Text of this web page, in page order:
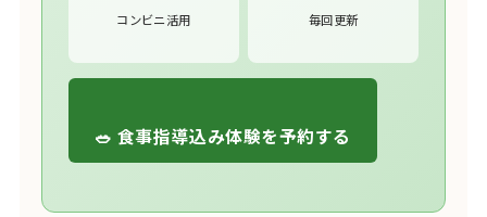
コンビニ活用 毎回更新
🥗 食事指導込み体験を予約する